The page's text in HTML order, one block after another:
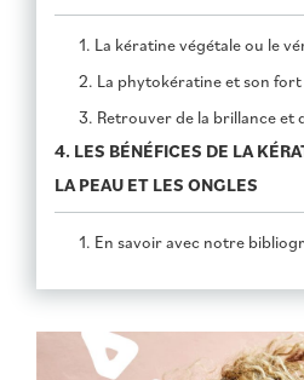
1. La kératine végétale ou le
2. La phytokératine et son
3. Retrouver de la brillance et
4. LES BÉNÉFICES DE LA
LA PEAU ET LES ONGLES
1. En savoir avec notre